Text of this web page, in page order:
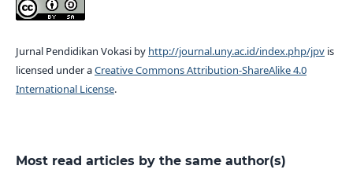
Jurnal Pendidikan Vokasi by http://journal.uny.ac.id/index.php/jpvis
licensed under aCreative Commons Attribution-ShareAlike 4.0
International License.
Most read articles by the same author(s)